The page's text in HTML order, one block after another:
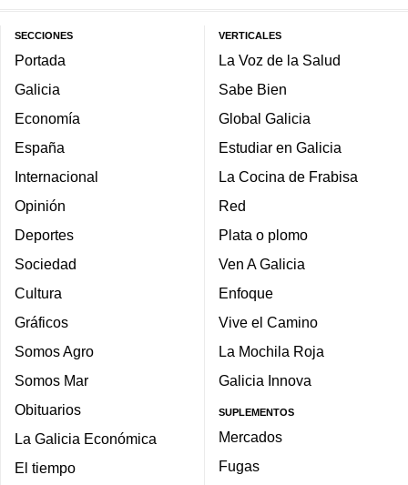
SECCIONES
Portada
Galicia
Economía
España
Internacional
Opinión
Deportes
Sociedad
Cultura
Gráficos
Somos Agro
Somos Mar
Obituarios
La Galicia Económica
El tiempo
VERTICALES
La Voz de la Salud
Sabe Bien
Global Galicia
Estudiar en Galicia
La Cocina de Frabisa
Red
Plata o plomo
Ven A Galicia
Enfoque
Vive el Camino
La Mochila Roja
Galicia Innova
SUPLEMENTOS
Mercados
Fugas